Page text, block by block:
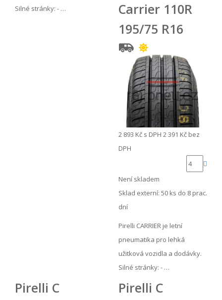
Silné stránky: - …
Carrier 110R
195/75 R16
2 893 Kč s DPH 2 391 Kč bez
DPH
Není skladem
Sklad externí: 50 ks do 8 prac.
dní
Pirelli CARRIER je letní
pneumatika pro lehká
užitková vozidla a dodávky.
Silné stránky: - …
Pirelli C
Pirelli C